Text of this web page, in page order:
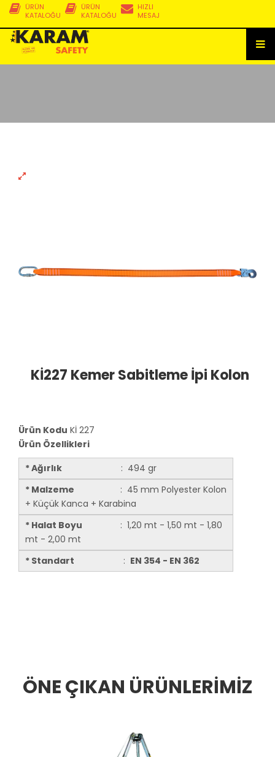
HIZLI
MESAJ
ÜRÜN
KATALOĞU
ÜRÜN
KATALOĞU
Kİ227 Kemer Sabitleme İpi Kolon
Ürün Kodu Kİ 227
Ürün Özellikleri
* Ağırlık
: 494 gr
* Malzeme
: 45 mm Polyester Kolon
+ Küçük Kanca + Karabina
* Halat Boyu
: 1,20 mt - 1,50 mt - 1,80
mt - 2,00 mt
* Standart : EN 354 - EN 362
ÖNE ÇIKAN ÜRÜNLERİMİZ